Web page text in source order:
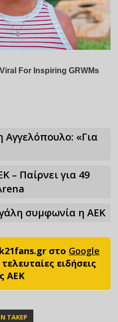
«Για
– Παίρνει για 49
συμφωνία η ΑΕΚ
στο Google
ειδήσεις
ΑΕΚ
ΤΑΚΕΡ